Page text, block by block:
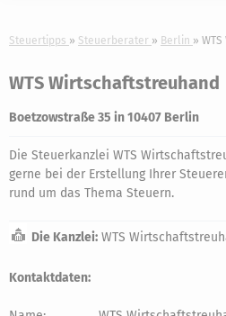
Steuertipps Steuerberater Berlin
WTS Wirtschaftstreuhand
Boetzowstraße 35 in 10407 Berlin
Die Steuerkanzlei WTS
gerne bei der Erstellung Ihrer
rund um das Thema Steuern.
Die Kanzlei: WTS
Kontaktdaten: